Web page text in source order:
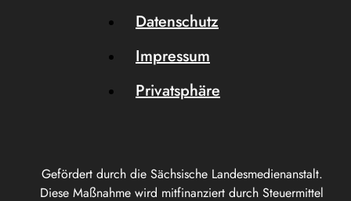
Gefördert durch die Sächsische Landesmedienanstalt.
Diese Maßnahme wird mitfinanziert durch Steuermittel
Datenschutz
Impressum
Privatsphäre